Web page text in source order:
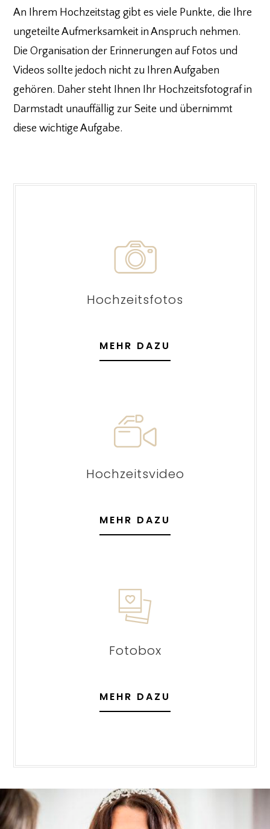
An Ihrem Hochzeitstag gibt es viele Punkte, die Ihre
ungeteilte Aufmerksamkeit in Anspruch nehmen.
Die Organisation der Erinnerungen auf Fotos und
Videos sollte jedoch nicht zu Ihren Aufgaben
gehören. Daher steht Ihnen Ihr Hochzeitsfotograf in
Darmstadt unauffällig zur Seite und übernimmt
diese wichtige Aufgabe.
Hochzeitsfotos
MEHR DAZU
Hochzeitsvideo
MEHR DAZU
Fotobox
MEHR DAZU